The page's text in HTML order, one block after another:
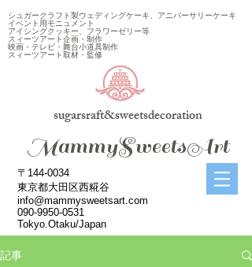
シュガークラフト製ウェディングケーキ、アニバーサリーケーキ
イベント用モニュメント
アイシングクッキー、フラワーゼリー等
スィーツアート企画・制作
映画・テレビ・舞台小道具制作
スィーツアート取材・監修
sugarsraft&sweetsdecoration
​MammySweetsArt
〒144-0034
東京都大田区西糀谷
info@mammysweetsart.com
090-9950-0531
Tokyo.Otaku/Japan
記事